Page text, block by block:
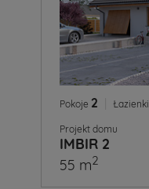
Pokoje 2 Łazienki
Projekt domu
IMBIR 2
55 m2